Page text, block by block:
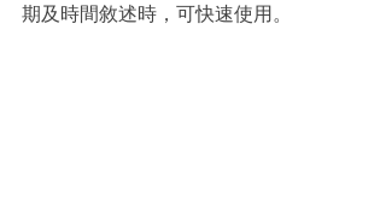
期及時間敘述時，可快速使用。